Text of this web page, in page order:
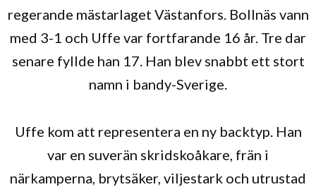
regerande mästarlaget Västanfors. Bollnäs vann
med 3-1 och Uffe var fortfarande 16 år. Tre dar
senare fyllde han 17. Han blev snabbt ett stort
namn i bandy-Sverige.
Uffe kom att representera en ny backtyp. Han
var en suverän skridskoåkare, frän i
närkamperna, brytsäker, viljestark och utrustad